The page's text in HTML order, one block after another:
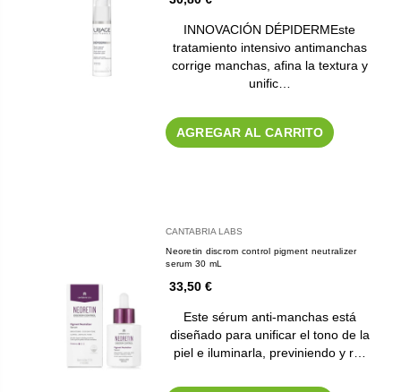
INNOVACIÓN DÉPIDERMEste
tratamiento intensivo antimanchas
corrige manchas, afina la textura y
unific…
AGREGAR AL CARRITO
CANTABRIA LABS
Neoretin discrom control pigment neutralizer
serum 30 mL
33,50 €
Este sérum anti-manchas está
diseñado para unificar el tono de la
piel e iluminarla, previniendo y r…